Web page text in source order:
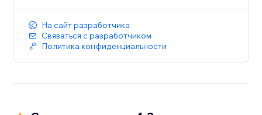
Установите сейчас, чтобы продемонстрировать
влиятельные отзывы и повысить успех вашего
магазина.
На сайт разработчика
Связаться с разработчиком
Политика конфиденциальности